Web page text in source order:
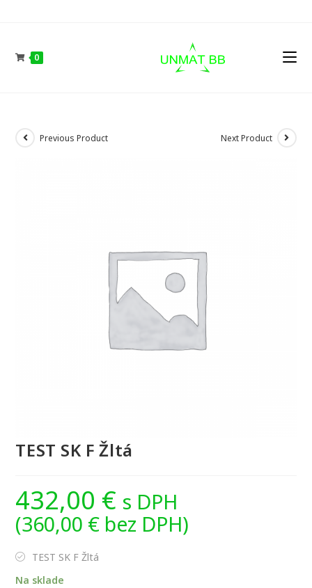
0
Previous Product Next Product
TEST SK F Žltá
432,00 € s DPH
(360,00 € bez DPH)
TEST SK F Žltá
Na sklade